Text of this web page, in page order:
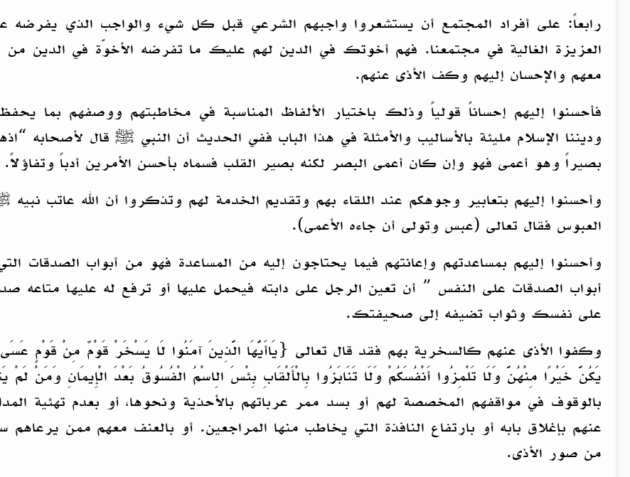
رابعاً: على أفراد المجتمع أن يستشعروا واجبهم الشرعي قبل كل شيء والواجب الذي يفرضه
العزيزة الغالية في مجتمعنا. فهم أخوتك في الدين لهم عليك ما تفرضه الأخوّة في الدين من
معهم والإحسان إليهم وكف الأذى عنهم.
فأحسنوا إليهم إحساناً قولياً وذلك باختيار الألفاظ المناسبة في مخاطبتهم ووصفهم بما
وديننا الإسلام مليئة بالأساليب والأمثلة في هذا الباب ففي الحديث أن النبي ﷺ قال لأصحابه
بصيراً وهو أعمى فهو وإن كان أعمى البصر لكنه بصير القلب فسماه بأحسن الأمرين أدباً وتفاؤلاً.
وأحسنوا إليهم بتعابير وجوهكم عند اللقاء بهم وتقديم الخدمة لهم وتذكروا أن الله عاتب
العبوس فقال تعالى (عبس وتولى أن جاءه الأعمى).
وأحسنوا إليهم بمساعدتهم وإعانتهم فيما يحتاجون إليه من المساعدة فهو من أبواب الصدقات
أبواب الصدقات على النفس ” أن تعين الرجل على دابته فيحمل عليها أو ترفع له عليها متاعه
على نفسك وثواب تضيفه إلى صحيفتك.
وكفوا الأذى عنهم كالسخرية بهم فقد قال تعالى {يَاأَيُّهَا الَّذِينَ آمَنُوا لَا يَسْخَرْ قَوْمٌ مِنْ قَوْمٍ
يَكُنَّ خَيْرًا مِنْهُنَّ وَلَا تَلْمِزُوا أَنْفُسَكُمْ وَلَا تَنَابَزُوا بِالْأَلْقَابِ بِئْسَ الِاسْمُ الْفُسُوقُ بَعْدَ الْإِيمَانِ
بالوقوف في مواقفهم المخصصة لهم أو بسد ممر عرباتهم بالأحذية ونحوها، أو بعدم تهئية
عنهم بإغلاق بابه أو بارتفاع النافذة التي يخاطب منها المراجعين. أو بالعنف معهم ممن
من صور الأذى.